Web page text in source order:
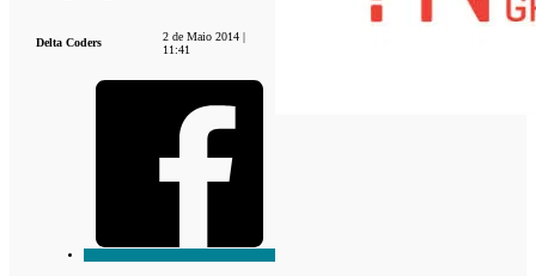
Delta Coders
2 de Maio 2014 |
11:41